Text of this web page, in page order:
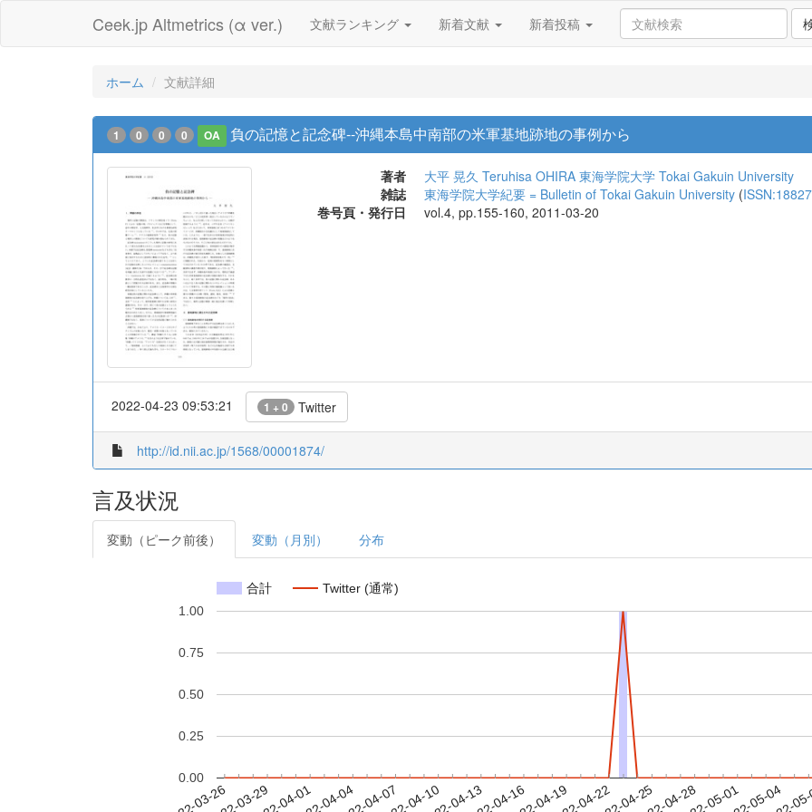
Ceek.jp Altmetrics (α ver.) 文献ランキング 新着文献 新着投稿
ホーム 文献詳細
1 0 0 0 OA 負の記憶と記念碑--沖縄本島中南部の米軍基地跡地の事例から
著者 大平 晃久 Teruhisa OHIRA 東海学院大学 Tokai Gakuin University
雑誌
東海学院大学紀要 = Bulletin of Tokai Gakuin University (
巻号頁・発行日
vol.4, pp.155-160, 2011-03-20
2022-04-23 09:53:21 1 + 0 Twitter
http://id.nii.ac.jp/1568/00001874/
言及状況
変動（ピーク前後） 変動（月別） 分布
合計 Twitter (通常)
0.00
0.25
0.50
0.75
1.00